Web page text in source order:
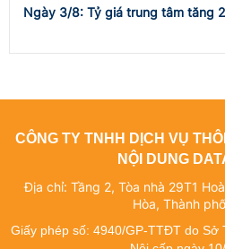
Ngày 3/8: Tỷ giá trung tâm tăng
CÔNG TY TNHH DỊCH VỤ
NỘI DUNG
Địa chỉ: Tầng 2, Tòa nhà 29T1
Hòa, Thành
Giấy phép số: 4940/GP-TTĐT do Sở